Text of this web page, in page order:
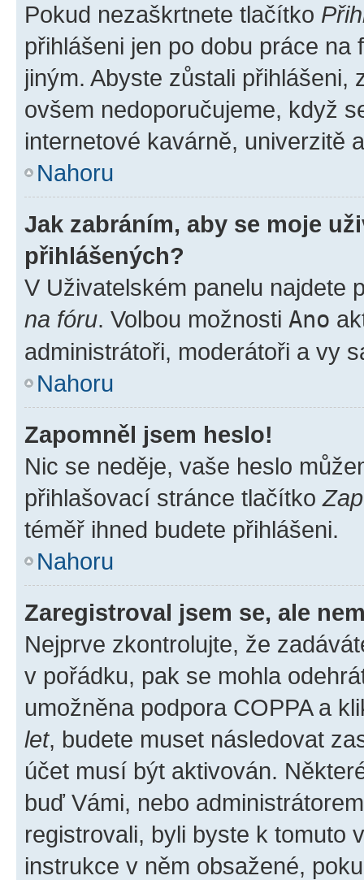
Pokud nezaškrtnete tlačítko
přihlášeni jen po dobu práce
jiným. Abyste zůstali přihlášeni,
ovšem nedoporučujeme, když
internetové kavárně, univerzitě
Nahoru
Jak zabráním, aby se moje
přihlášených?
V Uživatelském panelu najdete
na fóru. Volbou možnosti Ano
administrátoři, moderátoři a vy
Nahoru
Zapomněl jsem heslo!
Nic se neděje, vaše heslo
přihlašovací stránce tlačítko
téměř ihned budete přihlášeni.
Nahoru
Zaregistroval jsem se, ale
Nejprve zkontrolujte, že
v pořádku, pak se mohla
umožněna podpora COPPA a
let, budete muset následovat
účet musí být aktivován.
buď Vámi, nebo
registrovali, byli byste k tomuto
instrukce v něm obsažené,